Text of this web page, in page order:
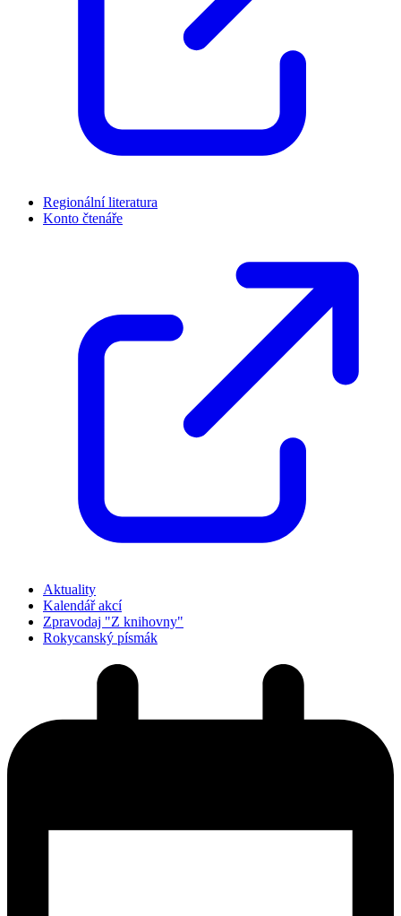
Regionální literatura
Konto čtenáře
Aktuality
Kalendář akcí
Zpravodaj "Z knihovny"
Rokycanský písmák